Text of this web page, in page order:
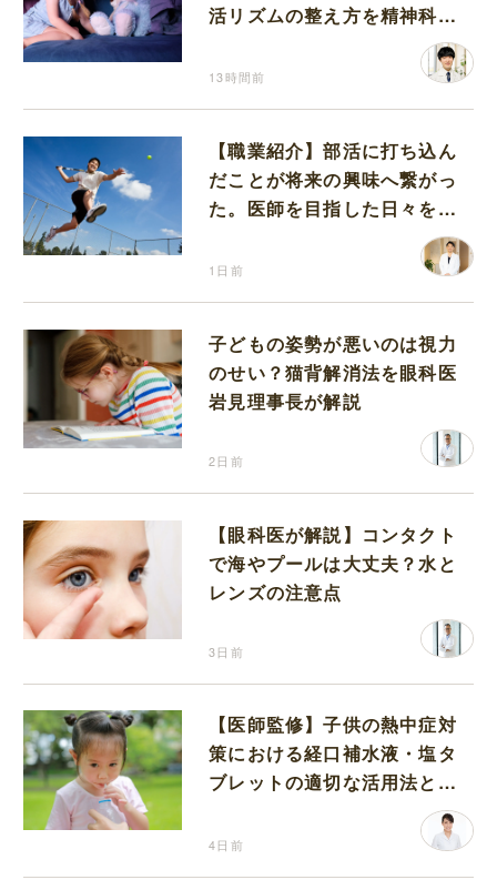
活リズムの整え方を精神科医
13時間前
【職業紹介】部活に打ち込ん
だことが将来の興味へ繋がっ
た。医師を目指した日々を振
1日前
子どもの姿勢が悪いのは視力
のせい？猫背解消法を眼科医
岩見理事長が解説
2日前
【眼科医が解説】コンタクト
で海やプールは大丈夫？水と
レンズの注意点
3日前
【医師監修】子供の熱中症対
策における経口補水液・塩タ
ブレットの適切な活用法と水
4日前